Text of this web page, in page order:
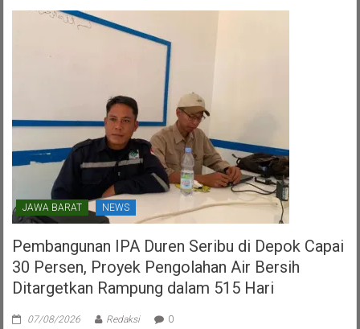
JAWA BARAT NEWS
Pembangunan IPA Duren Seribu di Depok Capai
30 Persen, Proyek Pengolahan Air Bersih
Ditargetkan Rampung dalam 515 Hari
07/08/2026 Redaksi 0